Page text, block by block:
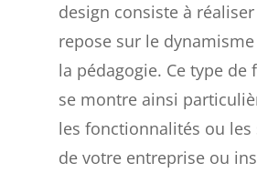
design consiste à
repose sur le
la pédagogie. Ce type de
se montre ainsi
les fonctionnalités ou les
de votre entreprise ou